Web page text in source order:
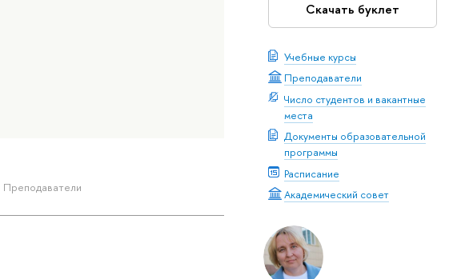
Скачать буклет
Учебные курсы
Преподаватели
Число студентов и вакантные
места
Документы образовательной
программы
Расписание
Академический совет
Преподаватели